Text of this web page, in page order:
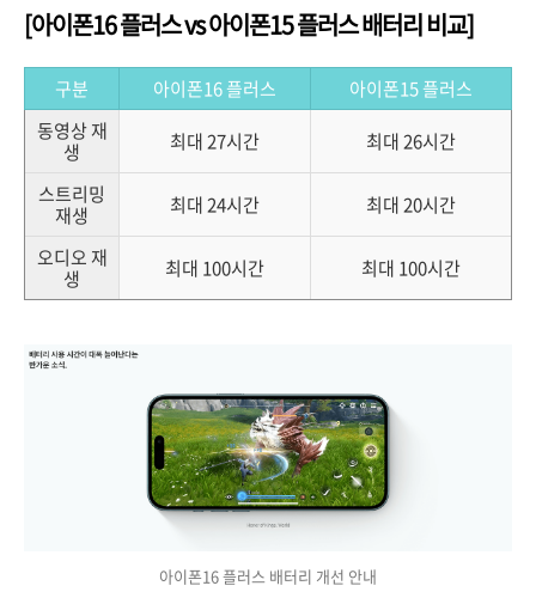
[아이폰16 플러스 vs 아이폰15 플러스 배터리 비교]
구분 아이폰16 플러스
아이폰15 플러스
동영상 재
생
최대 27시간
최대 26시간
스트리밍
재생
최대 24시간
최대 20시간
오디오 재
생
최대 100시간 최대 100시간
아이폰16 플러스 배터리 개선 안내